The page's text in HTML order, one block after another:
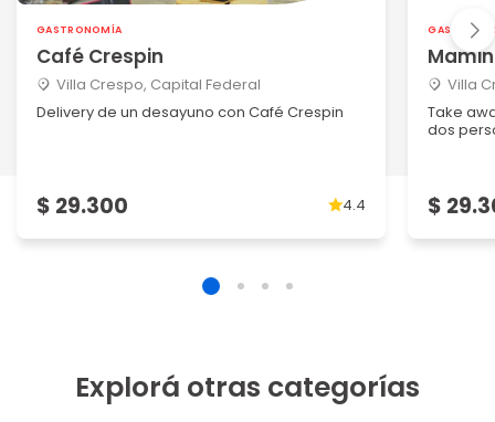
GASTRONOMÍA
Café Crespin
Villa Crespo, Capital Federal
Delivery de un desayuno con Café Crespin
$ 29.300 4.4
Villa
Take
dos
$
Explorá otras categorías